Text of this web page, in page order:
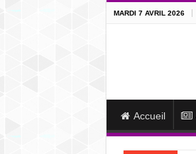
MARDI 7 AVRIL 2026
Accueil